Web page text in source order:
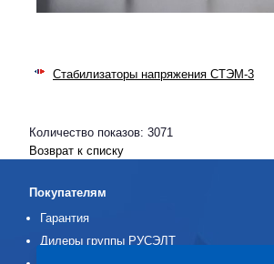
Стабилизаторы напряжения СТЭМ-3
Количество показов: 3071
Возврат к списку
Покупателям
Гарантия
Дилеры группы РУСЭЛТ